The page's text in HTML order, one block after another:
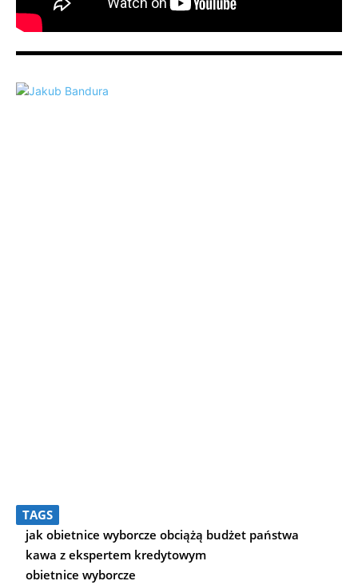
TAGS
jak obietnice wyborcze obciążą budżet państwa
kawa z ekspertem kredytowym
obietnice wyborcze